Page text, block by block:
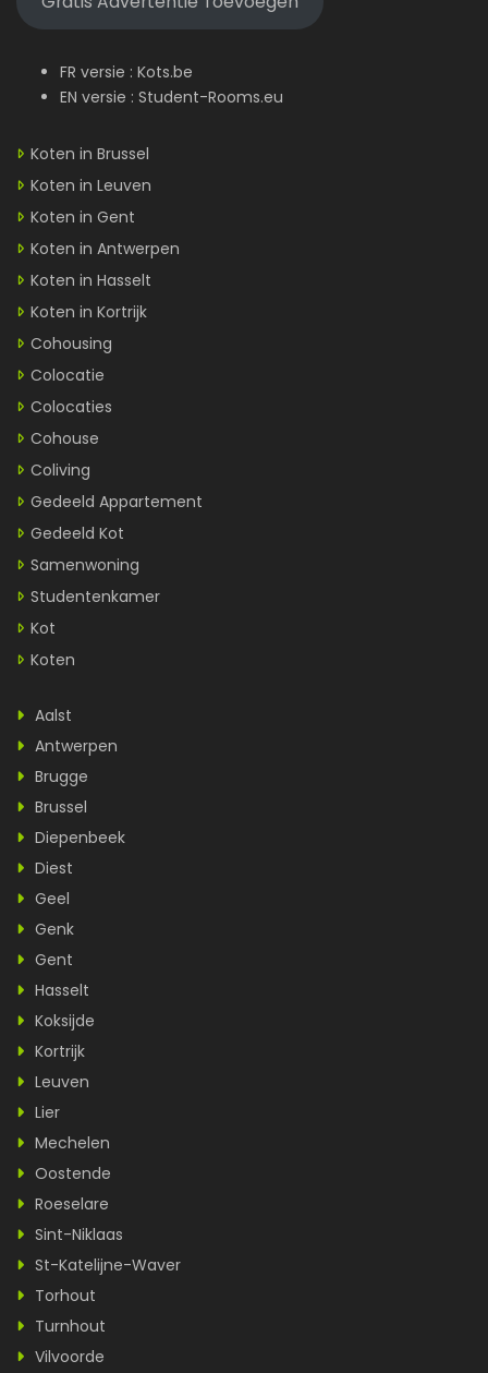
FR versie : Kots.be
EN versie : Student-Rooms.eu
Koten in Brussel
Koten in Leuven
Koten in Gent
Koten in Antwerpen
Koten in Hasselt
Koten in Kortrijk
Cohousing
Colocatie
Colocaties
Cohouse
Coliving
Gedeeld Appartement
Gedeeld Kot
Samenwoning
Studentenkamer
Kot
Koten
Aalst
Antwerpen
Brugge
Brussel
Diepenbeek
Diest
Geel
Genk
Gent
Hasselt
Koksijde
Kortrijk
Leuven
Lier
Mechelen
Oostende
Roeselare
Sint-Niklaas
St-Katelijne-Waver
Torhout
Turnhout
Vilvoorde